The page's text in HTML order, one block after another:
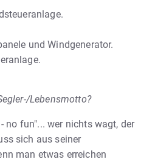
und Windgenerator.
Lebensmotto?
no fun"... wer nichts wagt, der
sich aus seiner
man etwas erreichen